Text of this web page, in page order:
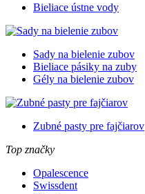
Bieliace ústne vody
Sady na bielenie zubov
Bieliace pásiky na zuby
Gély na bielenie zubov
Zubné pasty pre fajčiarov
Top značky
Opalescence
Swissdent